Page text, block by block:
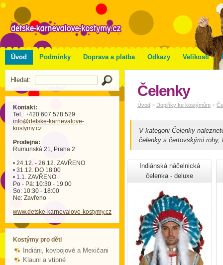
Úvod Podmínky Doprava a platba Odkazy Velikosti
Hledat:
Kontakt:
Tel.: +420 607 578 529
info@detske-karnevalove-
kostymy.cz
Prodejna:
Rumunská 21, Praha 2
• 24.12. - 26.12. ZAVŘENO
• 31.12. DO 18:00
• 1.1. ZAVŘENO
Po - Pá: 10:30 - 19:00
So: 10:30 - 18:00
Ne: Zavřeno
www.detske-karnevalove-kostymy.cz
Kostýmy pro děti
Indiáni, kovbojové a Mexičani
Klauni a vtipné
Čelenky
Úvod > Doplňky ke kostýmům >
V kategorii Čelenky
čelenky s čertovskými
Indiánská náčelnická
čelenka - deluxe